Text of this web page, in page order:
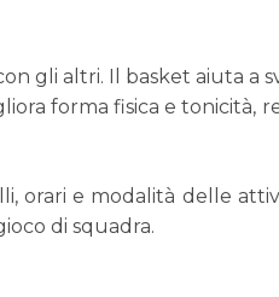
gli altri. Il basket aiuta a
forma fisica e tonicità,
orari e modalità delle
di squadra.